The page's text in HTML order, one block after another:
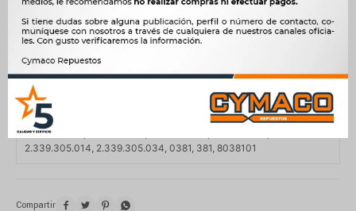
NAFTA, 2.0 TFSi 211cv CPSA NAFTA, 2.0 TFSi 220cv CULC NAFTA,
2.0 TSi 235cv CDLG NAFTA, 2.0 TSi 270cv CDLF NAFTA, 2.5 112cv
CBUA NAFTA, 2.5 FSI 125CV CCCA NAFTA, 2.5 FSI CEPA NAFTA, 2.5
TFSi 150cv CZGB NAFTA, 2.5 TFSi 310cv CTSA NAFTA, 2.5 TFSi
340cv CZGA NAFTA, 2.5 V6 170cv BGQ NAFTA
OEM
02E911023J, 02E911023S, 02E911023SX, 02E911287A, 0AH911287,
0001102408, 0001107427, 0001120410, 1986SE1696,
2.339.305.014, 2.339.305.034, 0381, 381, 8038101
   